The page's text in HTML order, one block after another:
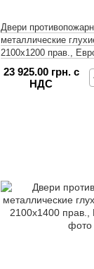
Двери
металлические
2100x1200 прав.,
23 925.00 грн. с
НДС